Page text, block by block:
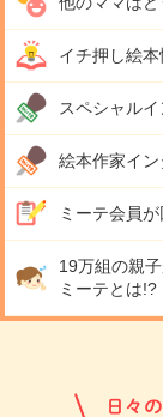
イチ押し絵本
スペシャル
絵本作家イン
ミーテ会員が
19万組の親
ミーテとは!?
日々